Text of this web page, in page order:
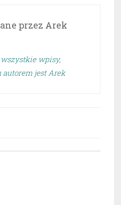
przez Arek
wszystkie wpisy,
jest Arek